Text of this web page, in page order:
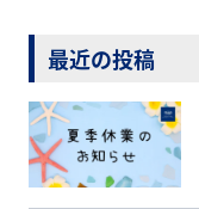
最近の投稿